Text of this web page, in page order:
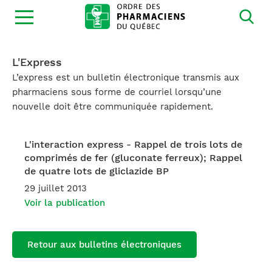
Ouvrir
la
L'Express
L’express est un bulletin électronique transmis aux
pharmaciens sous forme de courriel lorsqu’une
nouvelle doit être communiquée rapidement.
L'interaction express - Rappel de trois lots de
comprimés de fer (gluconate ferreux); Rappel
de quatre lots de gliclazide BP
29 juillet 2013
Voir la publication
Retour aux bulletins électroniques